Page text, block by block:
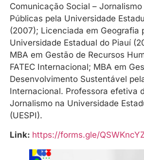
Comunicação Social – Jornalismo
Públicas pela Universidade
(2007); Licenciada em Geografia
Universidade Estadual do Piauí
MBA em Gestão de Recursos
FATEC Internacional; MBA em
Desenvolvimento Sustentável
Internacional. Professora efetiva
Jornalismo na Universidade
(UESPI).
Link: https://forms.gle/